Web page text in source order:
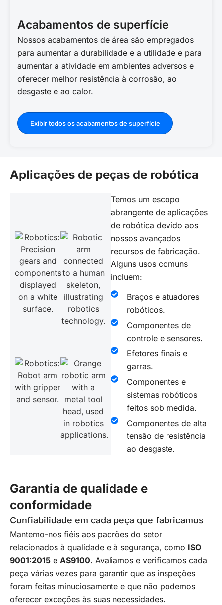
Acabamentos de superfície
Nossos acabamentos de área são empregados
para aumentar a durabilidade e a utilidade e para
aumentar a atividade em ambientes adversos e
oferecer melhor resistência à corrosão, ao
desgaste e ao calor.
Exibir todos os acabamentos de superfície
Aplicações de peças de robótica
Temos um escopo
abrangente de aplicações
de robótica devido aos
nossos avançados
recursos de fabricação.
Alguns usos comuns
incluem:
Braços e atuadores
robóticos.
Componentes de
controle e sensores.
Efetores finais e
garras.
Componentes e
sistemas robóticos
feitos sob medida.
Componentes de alta
tensão de resistência
ao desgaste.
Garantia de qualidade e
conformidade
Confiabilidade em cada peça que fabricamos
Mantemo-nos fiéis aos padrões do setor
relacionados à qualidade e à segurança, como ISO
9001:2015 e AS9100. Avaliamos e verificamos cada
peça várias vezes para garantir que as inspeções
foram feitas minuciosamente e que não podemos
oferecer exceções às suas necessidades.